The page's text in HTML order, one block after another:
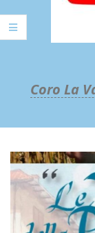
Coro La